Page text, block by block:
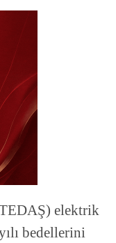
elektrik
bedellerini